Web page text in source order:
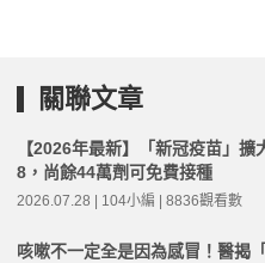
關聯文章
【2026年最新】「新冠疫苗」擴
8，尚餘44萬劑可免費接種
2026.07.28 | 104小編 | 8836觀看數
咳嗽不一定全是因為感冒！醫揭